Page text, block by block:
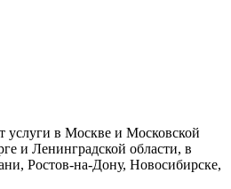
услуги в Москве и Московской
и Ленинградской области, в
Ростов-на-Дону, Новосибирске,